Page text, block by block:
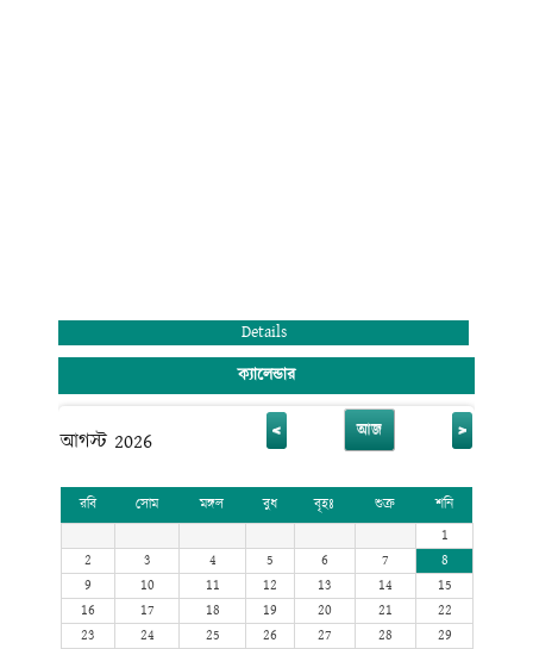
Details
ক্যালেন্ডার
আগস্ট 2026 < আজ >
রবি সোম মঙ্গল বুধ বৃহঃ শুক্র
শনি
1
2
3 4 5 6 7
8
9
10 11 12 13 14
15
16
17 18 19 20 21
22
23
24 25 26 27 28
29